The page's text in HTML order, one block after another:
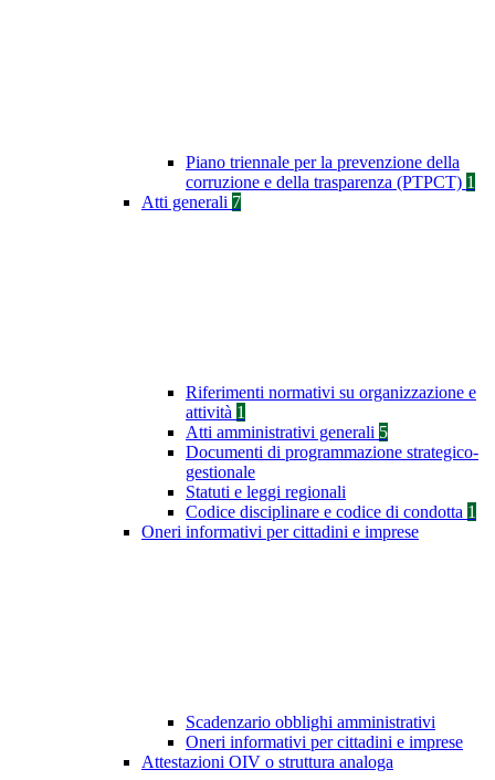
Piano triennale per la prevenzione della
corruzione e della trasparenza (PTPCT) 1
Atti generali 7
Riferimenti normativi su organizzazione e
attività 1
Atti amministrativi generali 5
Documenti di programmazione strategico-
gestionale
Statuti e leggi regionali
Codice disciplinare e codice di condotta 1
Oneri informativi per cittadini e imprese
Scadenzario obblighi amministrativi
Oneri informativi per cittadini e imprese
Attestazioni OIV o struttura analoga